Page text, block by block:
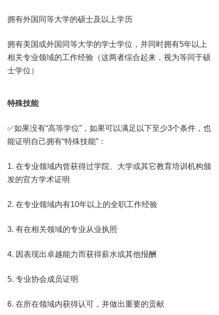
拥有外国同等大学的硕士及以上学历
拥有美国或外国同等大学的学士学位，并同时拥有5年以上
相关专业领域的工作经验（这两者综合起来，视为等同于硕
士学位）
特殊技能
✅如果没有“高等学位”，如果可以满足以下至少3个条件，也
能证明自己拥有“特殊技能”：
1. 在专业领域内曾获得过学院、大学或其它教育培训机构颁
发的官方学术证明
2. 在专业领域内有10年以上的全职工作经验
3. 有在相关领域的专业从业执照
4. 因表现出卓越能力而获得薪水或其他报酬
5. 专业协会成员证明
6. 在所在领域内获得认可，并做出重要的贡献